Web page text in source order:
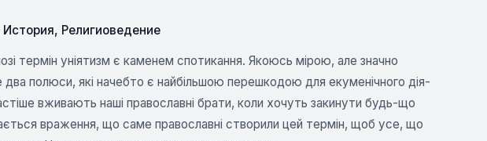
История, Религиоведение
термін уніятизм є каменем спотикання. Якоюсь мірою, але значно
полюси, які начебто є найбільшою перешкодою для екуменічного дія-
вживають наші православні брати, коли хочуть закинути будь-що
враження, що саме православні створили цей термін, щоб усе, що